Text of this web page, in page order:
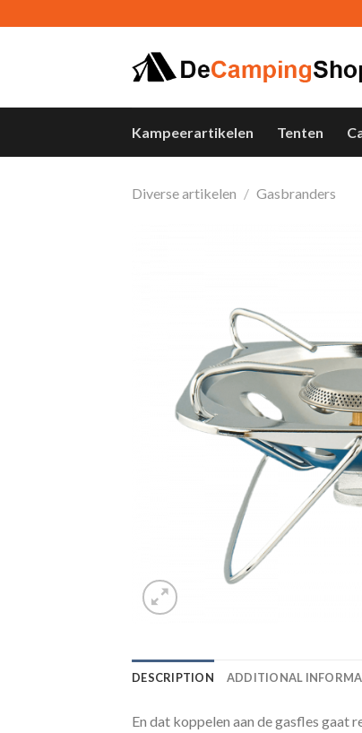
to
Kampeerartikelen Tenten
Diverse artikelen / Gasbranders
DESCRIPTION ADDITIONAL
En dat koppelen aan de gasfles gaat